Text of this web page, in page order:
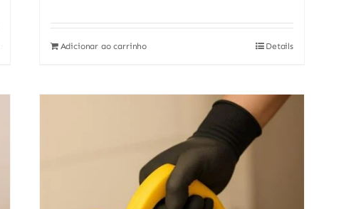
Adicionar ao carrinho Details